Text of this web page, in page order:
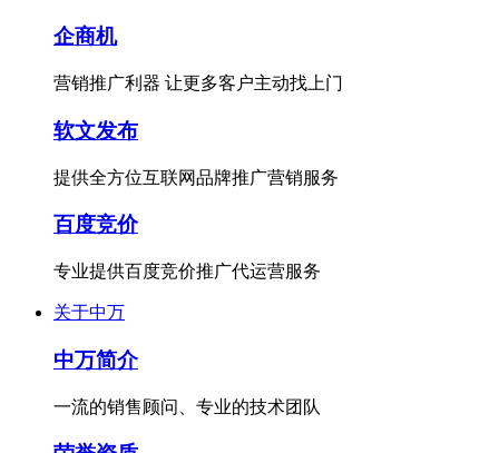
企商机
营销推广利器 让更多客户主动找上门
软文发布
提供全方位互联网品牌推广营销服务
百度竞价
专业提供百度竞价推广代运营服务
关于中万
中万简介
一流的销售顾问、专业的技术团队